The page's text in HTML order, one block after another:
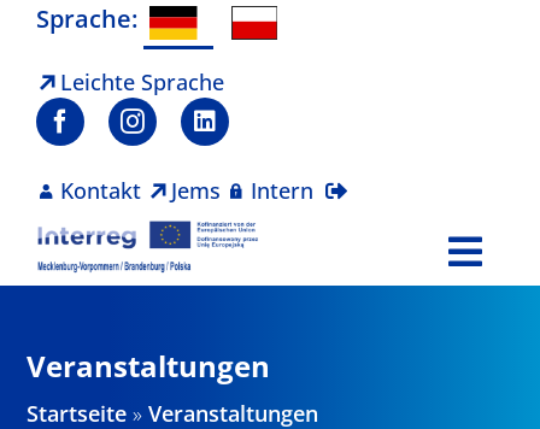
Zum
springen
Sprache:
Leichte Sprache
Kontakt Jems Intern
Projekte
Veranstaltungen
Startseite »Veranstaltungen